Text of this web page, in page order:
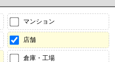
マンション
店舗
倉庫・工場